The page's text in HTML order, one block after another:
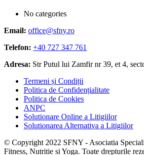
No categories
Email: office@sfny.ro
Telefon: +40 727 347 761
Adresa: Str Putul lui Zamfir nr 39, et 4,
Termeni și Condiții
Politica de Confidențialitate
Politica de Cookies
ANPC
Solutionare Online a Litigiilor
Solutionarea Alternativa a Litigiilor
© Copyright 2022 SFNY - Asociatia
Fitness, Nutritie si Yoga. Toate drepturile